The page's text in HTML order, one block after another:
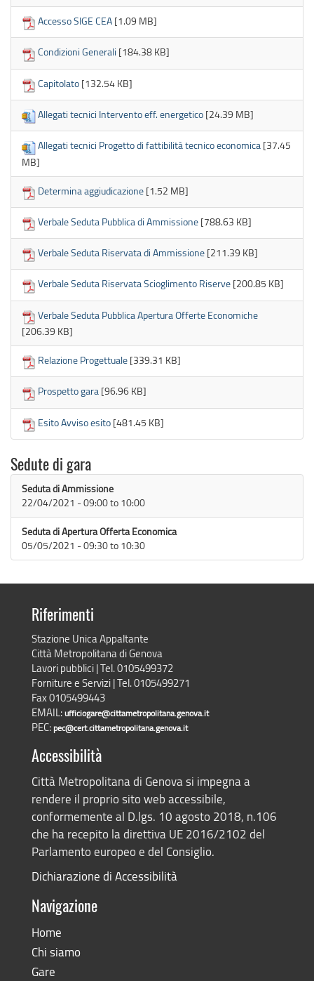
Accesso SIGE CEA [1.09 MB]
Condizioni Generali [184.38 KB]
Capitolato [132.54 KB]
Allegati tecnici Intervento eff. energetico [24.39 MB]
Allegati tecnici Progetto di fattibilità tecnico economica [37.45
MB]
Determina aggiudicazione [1.52 MB]
Verbale Seduta Pubblica di Ammissione [788.63 KB]
Verbale Seduta Riservata di Ammissione [211.39 KB]
Verbale Seduta Riservata Scioglimento Riserve [200.85 KB]
Verbale Seduta Pubblica Apertura Offerte Economiche
[206.39 KB]
Relazione Progettuale [339.31 KB]
Prospetto gara [96.96 KB]
Esito Avviso esito [481.45 KB]
Sedute di gara
Seduta di Ammissione
22/04/2021 -09:00to 10:00
Seduta di Apertura Offerta Economica
05/05/2021 -09:30to 10:30
Riferimenti
Stazione Unica Appaltante
Città Metropolitana di Genova
Lavori pubblici | Tel. 0105499372
Forniture e Servizi | Tel. 0105499271
Fax 0105499443
EMAIL:ufficiogare@cittametropolitana.genova.it
PEC:pec@cert.cittametropolitana.genova.it
Accessibilità
Città Metropolitana di Genova si impegna a
rendere il proprio sito web accessibile,
conformemente al D.lgs. 10 agosto 2018, n.106
che ha recepito la direttiva UE 2016/2102 del
Parlamento europeo e del Consiglio.
Dichiarazione di Accessibilità
Navigazione
Home
Chi siamo
Gare